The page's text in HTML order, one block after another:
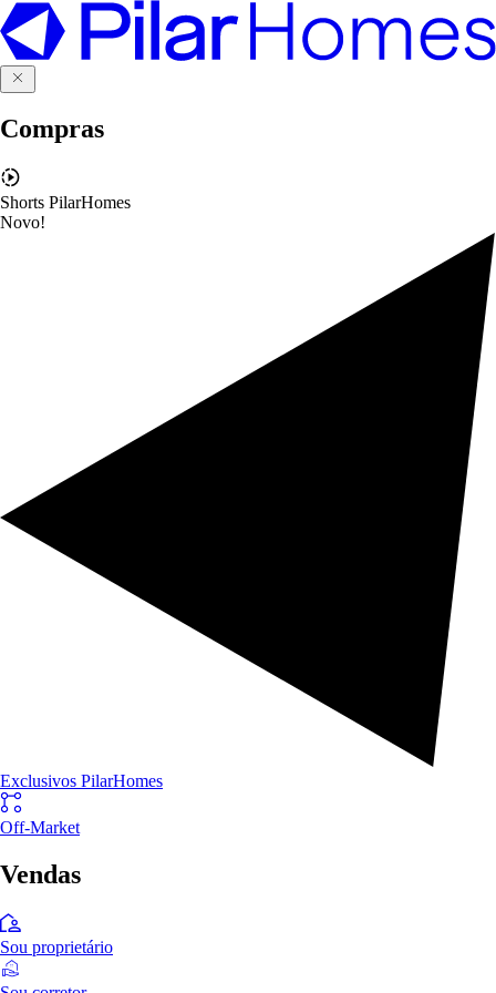
Compras
Shorts PilarHomes
Novo!
Exclusivos PilarHomes
Off-Market
Vendas
Sou proprietário